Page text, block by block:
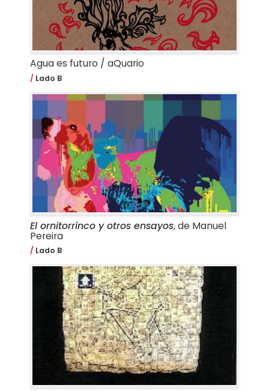
Agua es futuro / aQuario
Lado B
El ornitorrinco y otros ensayos, de Manuel
Pereira
Lado B